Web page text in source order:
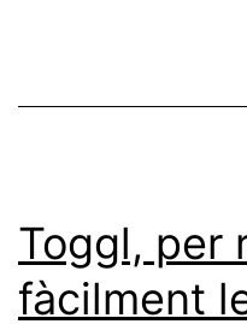
Toggl, per
fàcilment